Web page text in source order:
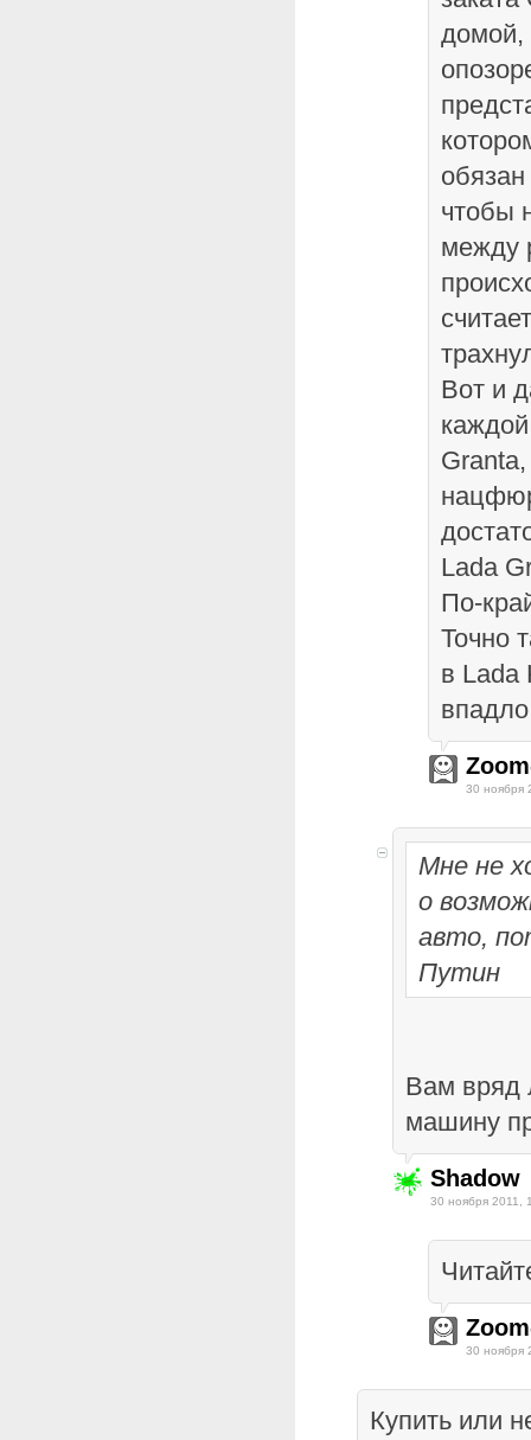
домой,
чтобы
между
Вот и
Lada
По-
Точно
в Lada
30 ноября
Мне не
о
авто,
Путин
Вам вряд
машину
Shadow
30 ноября 2011,
30 ноября
Купить или